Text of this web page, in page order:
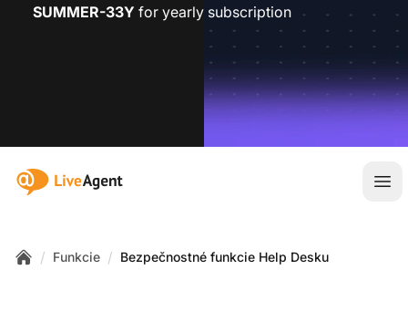
SUMMER-33Y for yearly subscription
:site.title
/ Funkcie / Bezpečnostné funkcie Help Desku